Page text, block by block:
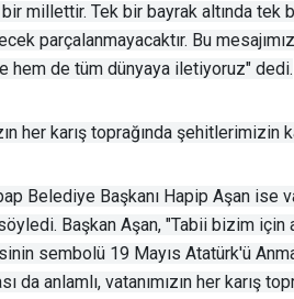
millettir. Tek bir bayrak altında tek
parçalanmayacaktır. Bu
hem de tüm dünyaya iletiyoruz" dedi.
her karış toprağında şehitlerimizin
Belediye Başkanı Hapip Aşan ise
Başkan Aşan, "Tabii bizim için
sembolü 19 Mayıs Atatürk'ü
da anlamlı, vatanımızın her karış